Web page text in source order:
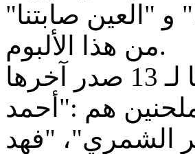
"العين صابتنا"
من هذا الألبوم.
وتتالت أعمال الفرقة و ألبوماتها ليصل عددها لـ 13 صدر آخرها
هم :"أحمد
الشمري"، "فهد